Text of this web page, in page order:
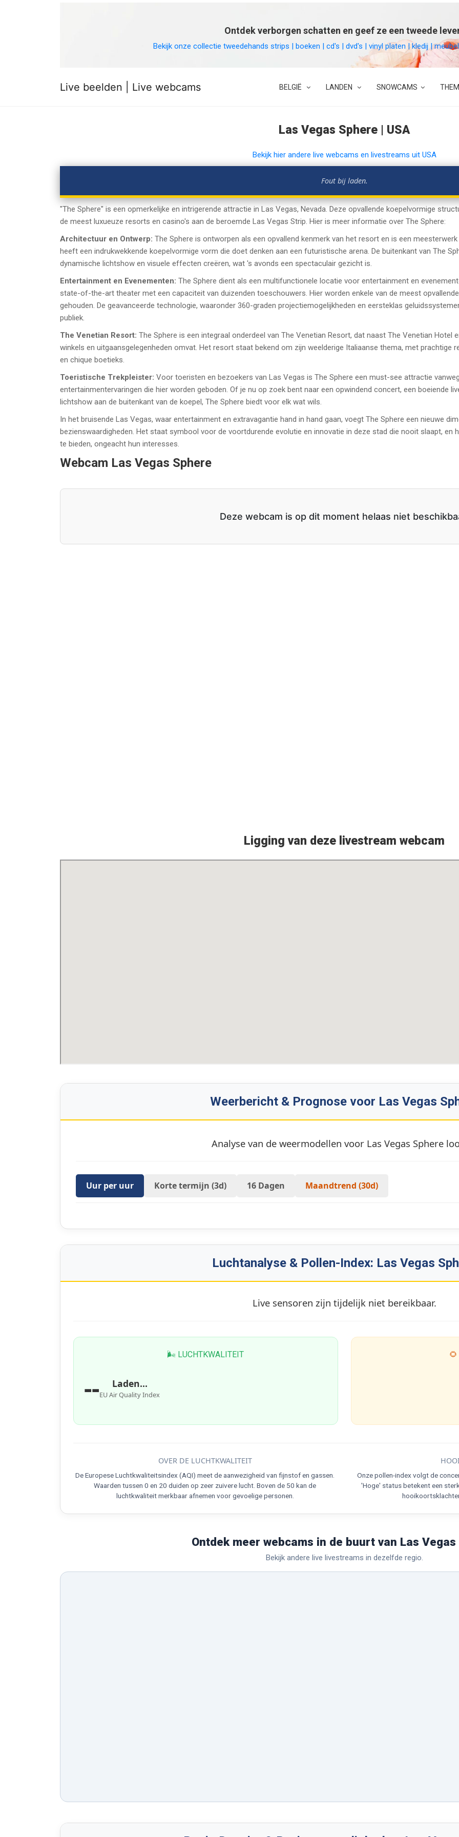
Ontdek verborgen schatten en geef ze een tweede
Bekijk onze collectie tweedehands strips | boeken | cd's | dvd's | vinyl platen | kledij |
Live beelden | Live webcams BELGIË LANDEN SNOWCAMS
Las Vegas Sphere | USA
Bekijk hier andere live webcams en livestreams uit USA
Fout bij laden.
"The Sphere" is een opmerkelijke en intrigerende attractie in Las Vegas, Nevada. Deze opvallende koepelvormige
de meest luxueuze resorts en casino's aan de beroemde Las Vegas Strip. Hier is meer informatie over The Sphere:
Architectuur en Ontwerp: The Sphere is ontworpen als een opvallend kenmerk van het resort en is een
heeft een indrukwekkende koepelvormige vorm die doet denken aan een futuristische arena. De buitenkant van The
dynamische lichtshow en visuele effecten creëren, wat 's avonds een spectaculair gezicht is.
Entertainment en Evenementen: The Sphere dient als een multifunctionele locatie voor entertainment en
state-of-the-art theater met een capaciteit van duizenden toeschouwers. Hier worden enkele van de meest
gehouden. De geavanceerde technologie, waaronder 360-graden projectiemogelijkheden en eersteklas
publiek.
The Venetian Resort: The Sphere is een integraal onderdeel van The Venetian Resort, dat naast The Venetian
winkels en uitgaansgelegenheden omvat. Het resort staat bekend om zijn weelderige Italiaanse thema, met prachtige
en chique boetieks.
Toeristische Trekpleister: Voor toeristen en bezoekers van Las Vegas is The Sphere een must-see attractie
entertainmentervaringen die hier worden geboden. Of je nu op zoek bent naar een opwindend concert, een boeiende
lichtshow aan de buitenkant van de koepel, The Sphere biedt voor elk wat wils.
In het bruisende Las Vegas, waar entertainment en extravagantie hand in hand gaan, voegt The Sphere een nieuwe
bezienswaardigheden. Het staat symbool voor de voortdurende evolutie en innovatie in deze stad die nooit slaapt, en
te bieden, ongeacht hun interesses.
Webcam Las Vegas Sphere
Deze webcam is op dit moment helaas niet
Ligging van deze livestream webcam
Weerbericht & Prognose voor Las Vegas
Analyse van de weermodellen voor Las Vegas Sphere
Uur per uur Korte termijn (3d) 16 Dagen Maandtrend (30d)
Luchtanalyse & Pollen-Index: Las Vegas
Live sensoren zijn tijdelijk niet bereikbaar.
🌬 LUCHTKWALITEIT
-- Laden...
EU Air Quality Index
OVER DE LUCHTKWALITEIT
De Europese Luchtkwaliteitsindex (AQI) meet de aanwezigheid van fijnstof en gassen.
Waarden tussen 0 en 20 duiden op zeer zuivere lucht. Boven de 50 kan de
luchtkwaliteit merkbaar afnemen voor gevoelige personen.
Onze pollen-index volgt de
'Hoge' status betekent een
Ontdek meer webcams in de buurt van Las Vegas
Bekijk andere live livestreams in dezelfde regio.